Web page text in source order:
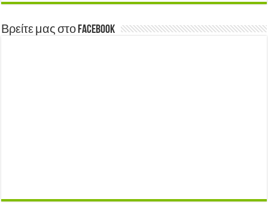
Βρείτε μας στο Facebook